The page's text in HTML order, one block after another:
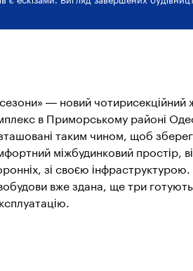
— новий чотирисекційний
в Приморському районі
таким чином, щоб
міжбудинковий простір,
зі своєю
вже здана, ще три